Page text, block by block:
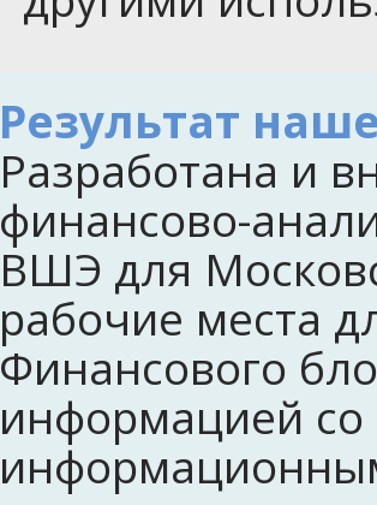
Результат
Разработана и
финансово-
ВШЭ для
рабочие места
Финансового
информацией